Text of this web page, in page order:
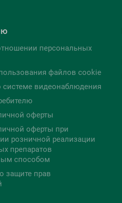
персональных
файлов cookie
видеонаблюдения
оферты
оферты при
розничной реализации
препаратов
способом
защите прав